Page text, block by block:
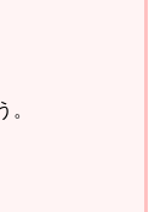
。